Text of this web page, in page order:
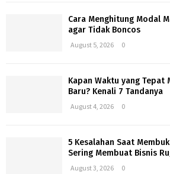
Cara Menghitung Modal
agar Tidak Boncos
August 5, 2026 0
Kapan Waktu yang Tepat
Baru? Kenali 7 Tandanya
August 4, 2026 0
5 Kesalahan Saat
Sering Membuat Bisnis
August 3, 2026 0